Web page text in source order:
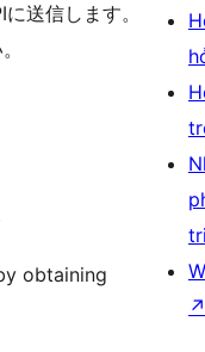
送信します。
obtaining
↗